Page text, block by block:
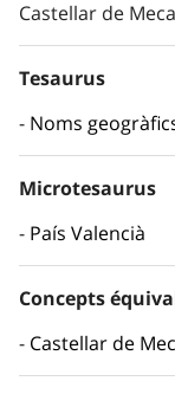
Castellar de
Tesaurus
Noms
Microtesaurus
País Valencià
Concepts
Castellar de